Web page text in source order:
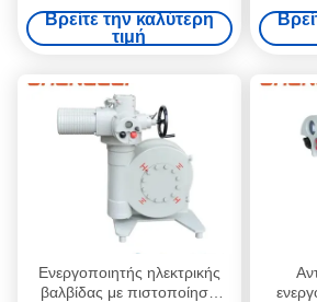
αντιέκρηξης ODM
Βρείτε την καλύτερη
τιμή
Ενεργοποιητής ηλεκτρικής
βαλβίδας με πιστοποίηση